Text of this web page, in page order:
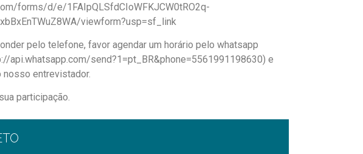
forms/d/e/1FAIpQLSfdCIoWFKJCW0tRO2q-
viewform?usp=sf_link
pelo telefone, favor agendar um horário pelo whatsapp
api.whatsapp.com/send?1=pt_BR&phone=5561991198630) e
nosso entrevistador.
participação.